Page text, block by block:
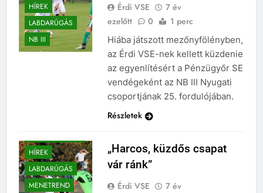
HÍREK
LABDARÚGÁS
NB III
Érdi VSE
7 év
ezelőtt
0 1 perc
Hiába játszott mezőnyfölényben,
az Érdi VSE-nek kellett küzdenie
az egyenlítésért a Pénzügyőr SE
vendégeként az NB III Nyugati
csoportjának 25. fordulójában.
Részletek
HÍREK
LABDARÚGÁS
MENETREND
„Harcos, küzdős csapat
vár ránk”
Érdi VSE
7 év